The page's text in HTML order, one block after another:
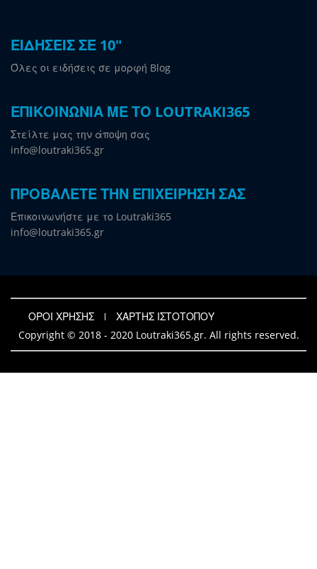
ΕΙΔΗΣΕΙΣ ΣΕ 10"
Όλες οι ειδήσεις σε μορφή Blog
ΕΠΙΚΟΙΝΩΝΙΑ ΜΕ ΤΟ LOUTRAKI365
Στείλτε μας την άποψη σας
info@loutraki365.gr
ΠΡΟΒΑΛΕΤΕ ΤΗΝ ΕΠΙΧΕΙΡΗΣΗ ΣΑΣ
Επικοινωνήστε με το Loutraki365
info@loutraki365.gr
ΟΡΟΙ ΧΡΗΣΗΣ
ΧΑΡΤΗΣ ΙΣΤΟΤΟΠΟΥ
Copyright © 2018 - 2020 Loutraki365.gr. All rights reserved.